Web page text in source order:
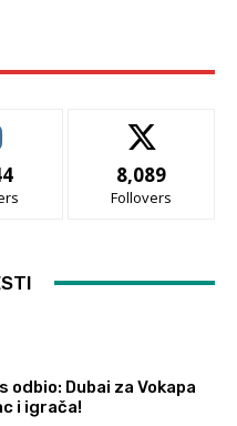
8,089
Follovers
odbio: Dubai za Vokapa
i igrača!